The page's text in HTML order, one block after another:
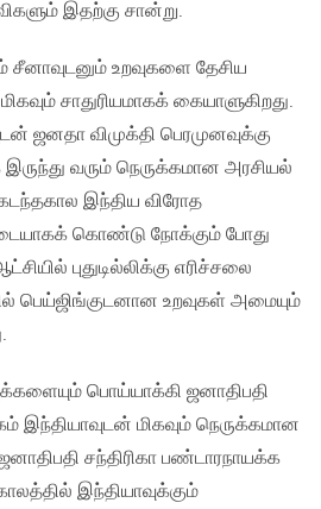
இதற்கு சான்று.
சீனாவுடனும் உறவுகளை தேசிய
சாதுரியமாகக் கையாளுகிறது.
ஜனதா விமுக்தி பெரமுனவுக்கு
வரும் நெருக்கமான அரசியல்
இந்திய விரோத
கொண்டு நோக்கும் போது
புதுடில்லிக்கு எரிச்சலை
பெய்ஜிங்குடனான உறவுகள் அமையும்
பொய்யாக்கி ஜனாதிபதி
இந்தியாவுடன் மிகவும் நெருக்கமான
சந்திரிகா பண்டாரநாயக்க
இந்தியாவுக்கும்